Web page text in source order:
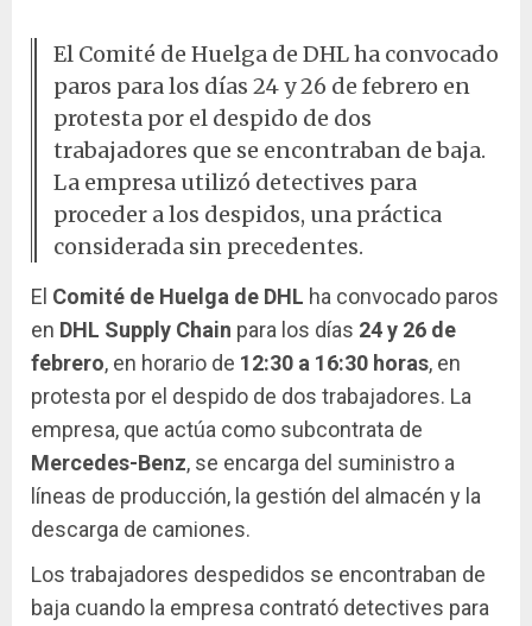
El Comité de Huelga de DHL ha convocado
paros para los días 24 y 26 de febrero en
protesta por el despido de dos
trabajadores que se encontraban de baja.
La empresa utilizó detectives para
proceder a los despidos, una práctica
considerada sin precedentes.
El Comité de Huelga de DHL ha convocado paros
en DHL Supply Chain para los días 24 y 26 de
febrero, en horario de 12:30 a 16:30 horas, en
protesta por el despido de dos trabajadores. La
empresa, que actúa como subcontrata de
Mercedes-Benz, se encarga del suministro a
líneas de producción, la gestión del almacén y la
descarga de camiones.
Los trabajadores despedidos se encontraban de
baja cuando la empresa contrató detectives para